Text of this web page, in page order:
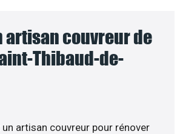
artisan couvreur de
Thibaud-de-
artisan couvreur pour rénover